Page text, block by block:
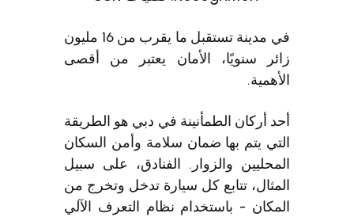
في مدينة تستقبل ما يقرب من 16 مليون
زائر سنويًا، الأمان يعتبر من أقصى
أحد أركان الطمأنينة في دبي هو الطريقة
التي يتم بها ضمان سلامة وأمن السكان
المحليين والزوار. الفنادق، على سبيل
المثال، تتابع كل سيارة تدخل وتخرج من
المكان - باستخدام نظام التعرف الآلي